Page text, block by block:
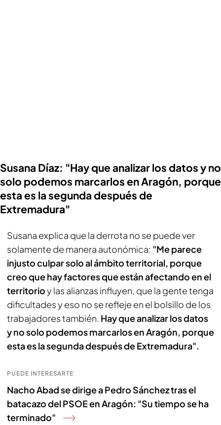
Susana Díaz: "Hay que analizar los datos y no
solo podemos marcarlos en Aragón, porque
esta es la segunda después de
Extremadura"
Susana explica que la derrota no se puede ver
solamente de manera autonómica: "Me parece
injusto culpar solo al ámbito territorial, porque
creo que hay factores que están afectando en el
territorioy las alianzas influyen, que la gente tenga
dificultades y eso no se refleje en el bolsillo de los
trabajadores también. Hay que analizar los datos
y no solo podemos marcarlos en Aragón, porque
esta es la segunda después de Extremadura".
PUEDE INTERESARTE
Nacho Abad se dirige a Pedro Sánchez tras el
batacazo del PSOE en Aragón: "Su tiempo se ha
terminado"